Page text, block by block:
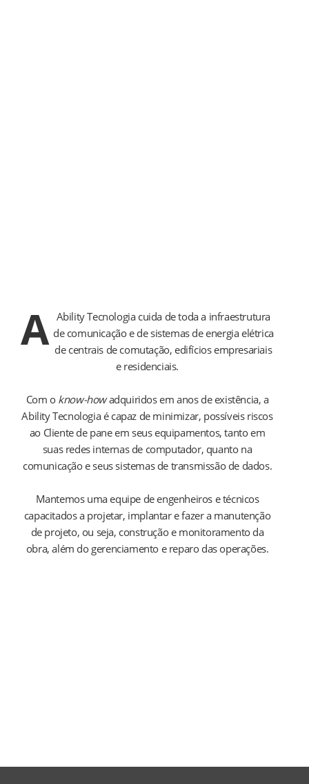
A Ability Tecnologia cuida de toda a infraestrutura
de comunicação e de sistemas de energia elétrica
de centrais de comutação, edifícios empresariais
e residenciais.
Com o know-howadquiridos em anos de existência, a
Ability Tecnologia é capaz de minimizar, possíveis riscos
ao Cliente de pane em seus equipamentos, tanto em
suas redes internas de computador, quanto na
comunicação e seus sistemas de transmissão de dados.
Mantemos uma equipe de engenheiros e técnicos
capacitados a projetar, implantar e fazer a manutenção
de projeto, ou seja, construção e monitoramento da
obra, além do gerenciamento e reparo das operações.